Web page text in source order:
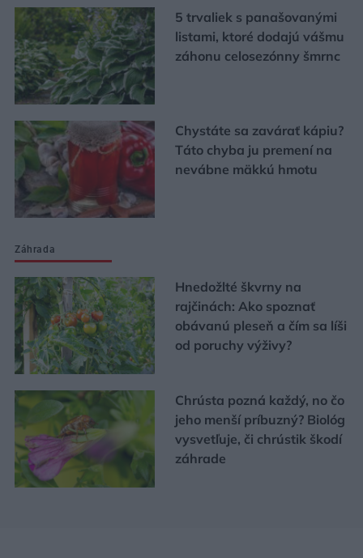
5 trvaliek s panašovanými
listami, ktoré dodajú vášmu
záhonu celosezónny šmrnc
Chystáte sa zavárať kápiu?
Táto chyba ju premení na
nevábne mäkkú hmotu
Záhrada
Hnedožlté škvrny na
rajčinách: Ako spoznať
obávanú pleseň a čím sa líši
od poruchy výživy?
Chrústa pozná každý, no čo
jeho menší príbuzný? Biológ
vysvetľuje, či chrústik škodí
záhrade